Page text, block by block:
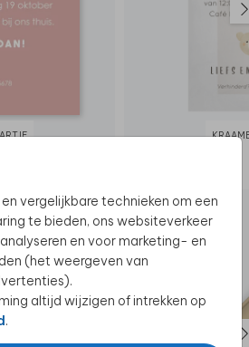
vergelijkbare technieken om een
te bieden, ons websiteverkeer
en voor marketing- en
(het weergeven van
altijd wijzigen of intrekken op
.